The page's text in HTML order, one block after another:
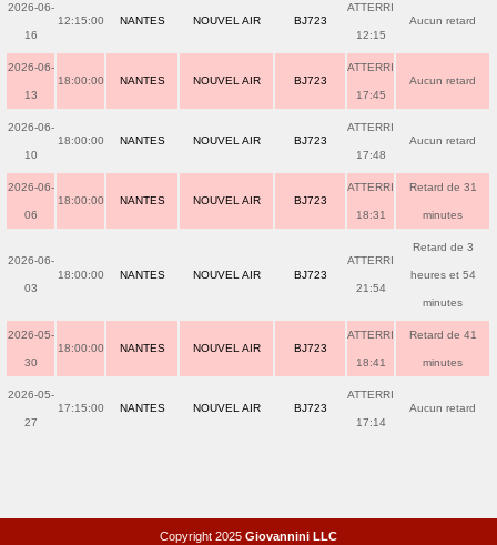
2026-06-
16
12:15:00 NANTES NOUVEL AIR BJ723
ATTERRI
12:15
Aucun retard
2026-06-
13
18:00:00 NANTES NOUVEL AIR BJ723
ATTERRI
17:45
Aucun retard
2026-06-
10
18:00:00 NANTES NOUVEL AIR BJ723
ATTERRI
17:48
Aucun retard
2026-06-
06
18:00:00 NANTES NOUVEL AIR BJ723
ATTERRI
18:31
Retard de 31
minutes
2026-06-
03
18:00:00 NANTES NOUVEL AIR BJ723
ATTERRI
21:54
Retard de 3
heures et 54
minutes
2026-05-
30
18:00:00 NANTES NOUVEL AIR BJ723
ATTERRI
18:41
Retard de 41
minutes
2026-05-
27
17:15:00 NANTES NOUVEL AIR BJ723
ATTERRI
17:14
Aucun retard
Copyright 2025 Giovannini LLC